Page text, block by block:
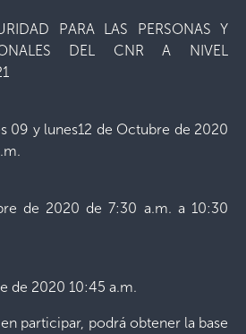
PARA LAS PERSONAS Y
DEL CNR A NIVEL
09 y lunes12 de Octubre de 2020
de 2020 de 7:30 a.m. a 10:30
de 2020 10:45 a.m.
participar, podrá obtener la base